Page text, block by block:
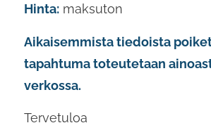
Hinta:maksuton
Aikaisemmista tiedoista
tapahtuma toteutetaan
verkossa.
Tervetuloa